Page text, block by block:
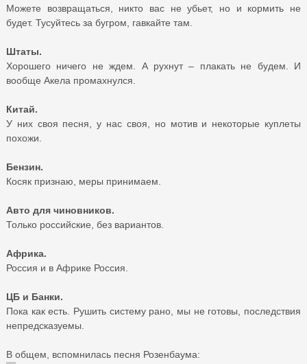
Можете возвращаться, никто вас не убьет, но и кормить не
будет. Тусуйтесь за бугром, гавкайте там.
Штаты.
Хорошего ничего не ждем. А рухнут – плакать не будем. И
вообще Акела промахнулся.
Китай.
У них своя песня, у нас своя, но мотив и некоторые куплеты
похожи.
Бензин.
Косяк признаю, меры принимаем.
Авто для чиновников.
Только российские, без вариантов.
Африка.
Россия и в Африке Россия.
ЦБ и Банки.
Пока как есть. Рушить систему рано, мы не готовы, последствия
непредсказуемы.
В общем, вспомнилась песня Розенбаума: